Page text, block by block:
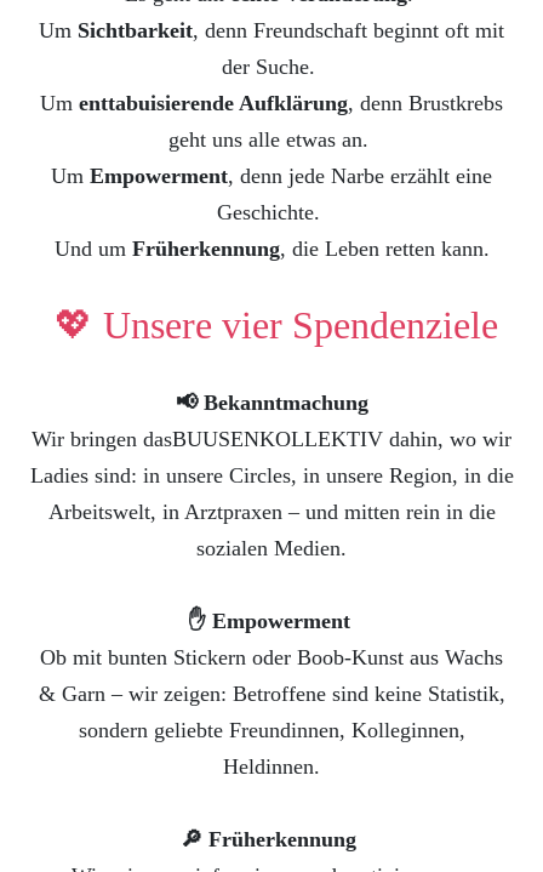
Um Sichtbarkeit, denn Freundschaft beginnt oft mit
der Suche.
Um enttabuisierende Aufklärung, denn Brustkrebs
geht uns alle etwas an.
Um Empowerment, denn jede Narbe erzählt eine
Geschichte.
Und um Früherkennung, die Leben retten kann.
💖 Unsere vier Spendenziele
📢 Bekanntmachung
Wir bringen dasBUUSENKOLLEKTIV dahin, wo wir
Ladies sind: in unsere Circles, in unsere Region, in die
Arbeitswelt, in Arztpraxen – und mitten rein in die
sozialen Medien.
✋ Empowerment
Ob mit bunten Stickern oder Boob-Kunst aus Wachs
& Garn – wir zeigen: Betroffene sind keine Statistik,
sondern geliebte Freundinnen, Kolleginnen,
Heldinnen.
🔎 Früherkennung